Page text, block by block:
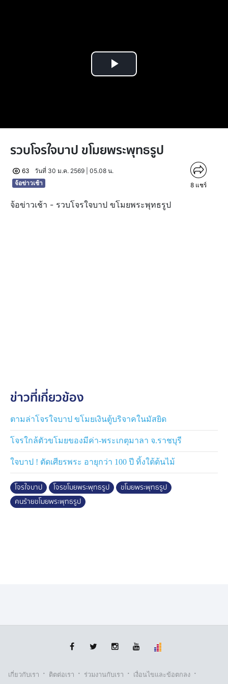
Play
รวบโจรใจบาป ขโมยพระพุทธรูป
63
วันที่ 30 ม.ค. 2569 | 05.08 น.
จ้อข่าวเช้า
8 แชร์
จ้อข่าวเช้า - รวบโจรใจบาป ขโมยพระพุทธรูป
ข่าวที่เกี่ยวข้อง
ตามล่าโจรใจบาป ขโมยเงินตู้บริจาคในมัสยิด
โจรใกล้ตัวขโมยของมีค่า-พระเกตุมาลา จ.ราชบุรี
ใจบาป ! ตัดเศียรพระ อายุกว่า 100 ปี ทิ้งใต้ต้นไม้
โจรใจบาป โจรขโมยพระพุทธรูป
ขโมยพระพุทธรูป
คนร้ายขโมยพระพุทธรูป
เกี่ยวกับเรา · ติตต่อเรา · ร่วมงานกับเรา · เงื่อนไขและข้อตกลง ·